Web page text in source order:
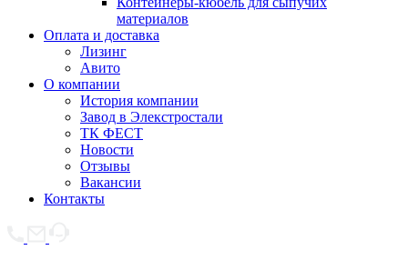
материалов
Оплата и доставка
Лизинг
Авито
О компании
История компании
Завод в Элекстростали
ТК ФЕСТ
Новости
Отзывы
Вакансии
Контакты